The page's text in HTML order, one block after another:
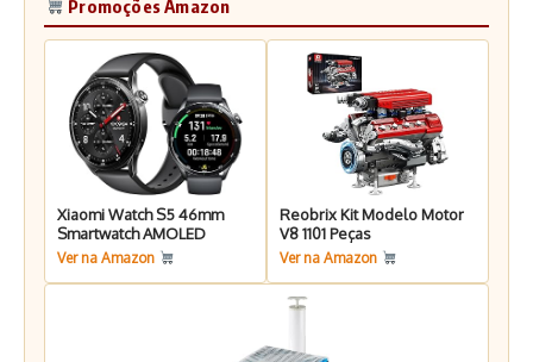
Promoções Amazon
Xiaomi Watch S5 46mm
Smartwatch AMOLED
Ver na Amazon
Reobrix Kit Modelo Motor
V8 1101 Peças
Ver na Amazon